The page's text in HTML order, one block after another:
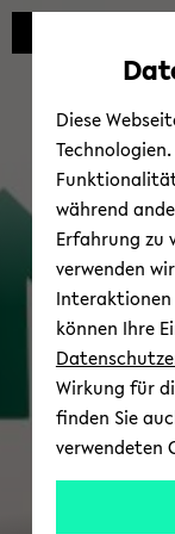
Diese
während
Erfahrung zu
verwenden
Interaktionen
können Ihre
Wirkung für
finden Sie
verwendeten